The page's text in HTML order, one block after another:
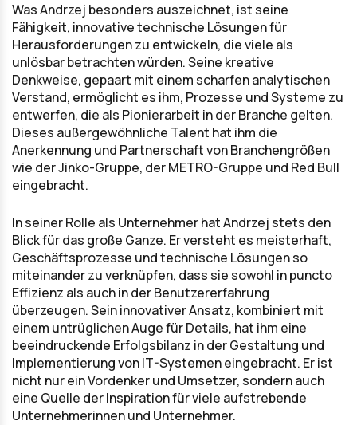
Was Andrzej besonders auszeichnet, ist seine
Fähigkeit, innovative technische Lösungen für
Herausforderungen zu entwickeln, die viele als
unlösbar betrachten würden. Seine kreative
Denkweise, gepaart mit einem scharfen analytischen
Verstand, ermöglicht es ihm, Prozesse und Systeme zu
entwerfen, die als Pionierarbeit in der Branche gelten.
Dieses außergewöhnliche Talent hat ihm die
Anerkennung und Partnerschaft von Branchengrößen
wie der Jinko-Gruppe, der METRO-Gruppe und Red Bull
eingebracht.
In seiner Rolle als Unternehmer hat Andrzej stets den
Blick für das große Ganze. Er versteht es meisterhaft,
Geschäftsprozesse und technische Lösungen so
miteinander zu verknüpfen, dass sie sowohl in puncto
Effizienz als auch in der Benutzererfahrung
überzeugen. Sein innovativer Ansatz, kombiniert mit
einem untrüglichen Auge für Details, hat ihm eine
beeindruckende Erfolgsbilanz in der Gestaltung und
Implementierung von IT-Systemen eingebracht. Er ist
nicht nur ein Vordenker und Umsetzer, sondern auch
eine Quelle der Inspiration für viele aufstrebende
Unternehmerinnen und Unternehmer.